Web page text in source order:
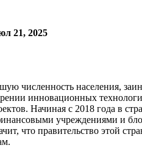
21, 2025
численность населения,
инновационных
Начиная с 2018 года в
учреждениями и
что правительство этой